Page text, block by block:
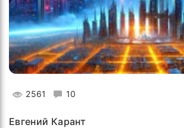
2561 10
Евгений Карант